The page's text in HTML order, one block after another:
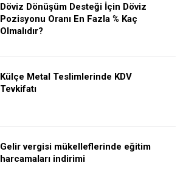
Döviz Dönüşüm Desteği İçin Döviz
Pozisyonu Oranı En Fazla % Kaç
Olmalıdır?
Külçe Metal Teslimlerinde KDV
Tevkifatı
Gelir vergisi mükelleflerinde eğitim
harcamaları indirimi